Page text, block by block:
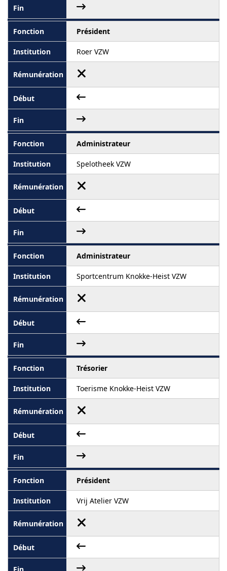
Président
Roer VZW
Administrateur
Spelotheek VZW
Administrateur
Sportcentrum Knokke-Heist VZW
Trésorier
Toerisme Knokke-Heist VZW
Président
Vrij Atelier VZW